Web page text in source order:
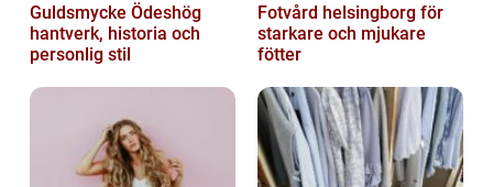
Guldsmycke Ödeshög
hantverk, historia och
personlig stil
Fotvård helsingborg för
starkare och mjukare
fötter